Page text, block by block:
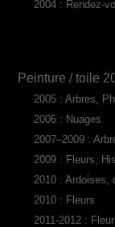
2004 : Rendez-
Peinture / toile
2005 : Arbres,
2006 : Nuages
2007–2009 :
2009 : Fleurs,
2010 : Ardoises,
2010 : Fleurs
2011-2012 :